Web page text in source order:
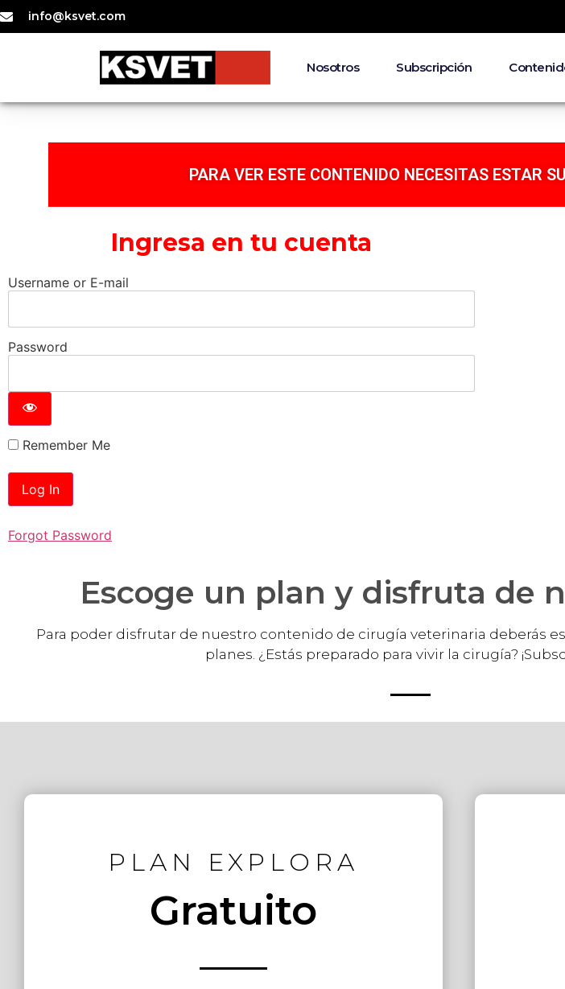
info@ksvet.com
Nosotros Subscripción
PARA VER ESTE CONTENIDO NECESITAS ESTAR
Ingresa en tu cuenta
Username or E-mail
Password
Remember Me
Forgot Password
Escoge un plan y disfruta de
Para poder disfrutar de nuestro contenido de cirugía veterinaria deberás
planes. ¿Estás preparado para vivir la cirugía?
PLAN EXPLORA
Gratuito